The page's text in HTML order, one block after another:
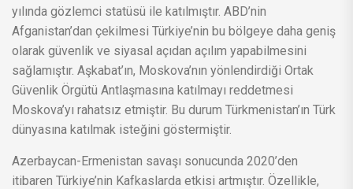
yılında gözlemci statüsü ile katılmıştır. ABD’nin
Afganistan’dan çekilmesi Türkiye’nin bu bölgeye daha geniş
olarak güvenlik ve siyasal açıdan açılım yapabilmesini
sağlamıştır. Aşkabat’ın, Moskova’nın yönlendirdiği Ortak
Güvenlik Örgütü Antlaşmasına katılmayı reddetmesi
Moskova’yı rahatsız etmiştir. Bu durum Türkmenistan’ın Türk
dünyasına katılmak isteğini göstermiştir.
Azerbaycan-Ermenistan savaşı sonucunda 2020’den
itibaren Türkiye’nin Kafkaslarda etkisi artmıştır. Özellikle,